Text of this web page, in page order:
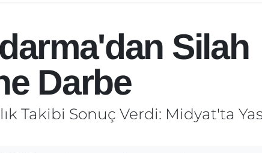
Silah
Darbe
Takibi Sonuç Verdi: Midyat'ta